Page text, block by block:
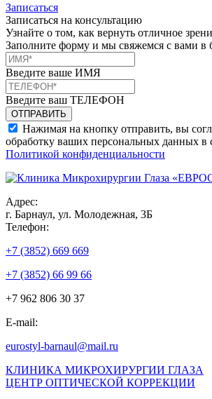
Записаться
Записаться на консультацию
Узнайте о том, как вернуть отличное
Заполните форму и мы свяжемся с вами в
Введите ваше ИМЯ
Введите ваш ТЕЛЕФОН
Нажимая на кнопку отправить, вы
обработку ваших персональных данных в
Политикой конфиденциальности
Адрес:
г. Барнаул, ул. Молодежная, 3Б
Телефон:
+7 (3852) 669 669
+7 (3852) 66 99 66
+7 962 806 30 37
E-mail:
eurostyl-barnaul@mail.ru
КЛИНИКА МИКРОХИРУРГИИ ГЛАЗА
ЦЕНТР ОПТИЧЕСКОЙ КОРРЕКЦИИ